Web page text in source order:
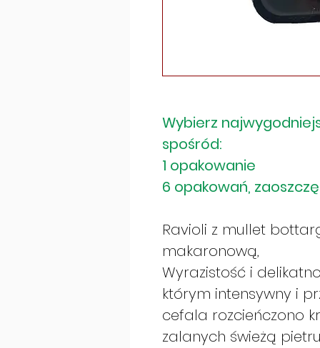
Wybierz
spośród:
1 opakowanie
6 opakowań,
Ravioli z mullet
makaronową,
Wyrazistość i
którym intensywny i
cefala rozcieńczono
zalanych świeżą